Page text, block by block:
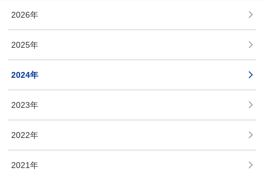
2026年
2025年
2024年
2023年
2022年
2021年